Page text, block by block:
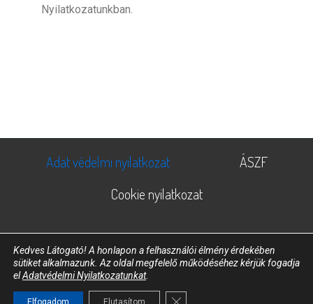
Nyilatkozatunkban.
Adat védelmi nyilatkozat
ÁSZF
Cookie nyilatkozat
Copyright © 2022 Itour. All rights reserved.
A weboldalt készítette webshopmanufactory.hu
Kedves Látogató! A honlapon a felhasználói élmény érdekében
sütiket alkalmazunk. Az oldal megfelelő működéséhez kérjük fogadja
elAdatvédelmi Nyilatkozatunkat.
Elfogadom Elutasítom Close GDPR Cookie Banner